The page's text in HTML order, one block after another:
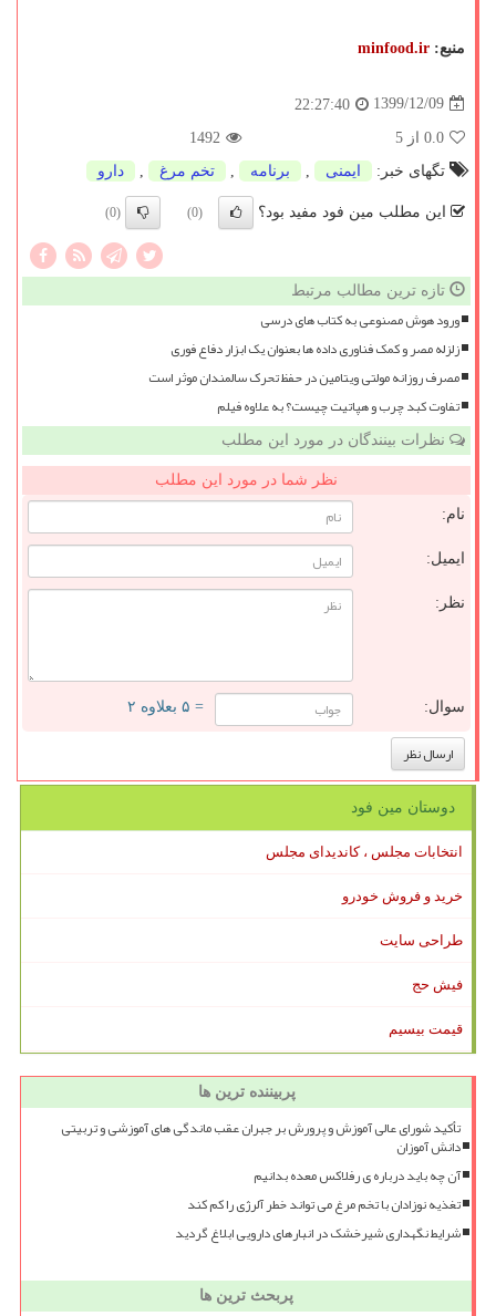
منبع: minfood.ir
1399/12/09
22:27:40
0.0 از 5
1492
تگهای خبر:
ایمنی برنامه تخم مرغ دارو
این مطلب مین فود مفید بود؟ (0)
(0)
تازه ترین مطالب مرتبط
ورود هوش مصنوعی به کتاب های درسی
زلزله مصر و کمک فناوری داده ها بعنوان یک ابزار دفاع فوری
مصرف روزانه مولتی ویتامین در حفظ تحرک سالمندان موثر است
تفاوت کبد چرب و هپاتیت چیست؟ به علاوه فیلم
نظرات بینندگان در مورد این مطلب
نظر شما در مورد این مطلب
نام:
ایمیل:
نظر:
سوال: = ۵ بعلاوه ۲
دوستان مین فود
انتخابات مجلس ، کاندیدای مجلس
خرید و فروش خودرو
طراحی سایت
فیش حج
قیمت بیسیم
پربیننده ترین ها
تأکید شورای عالی آموزش و پرورش بر جبران عقب ماندگی های آموزشی و تربیتی
دانش آموزان
آن چه باید درباره ی رفلاکس معده بدانیم
تغذیه نوزادان با تخم مرغ می تواند خطر آلرژی را کم کند
شرایط نگهداری شیرخشک در انبارهای دارویی ابلاغ گردید
پربحث ترین ها